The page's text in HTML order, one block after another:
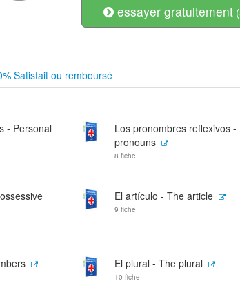
essayer gratuitement
Satisfait ou remboursé
- Personal
Los pronombres reflexivos -
pronouns
8 fiche
El artículo - The article
9 fiche
El plural - The plural
10 fiche